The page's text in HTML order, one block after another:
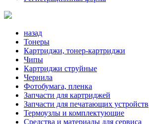
назад
Тонеры
Картриджи, тонер-картриджи
Чипы
Картриджи струйные
Чернила
Фотобумага, пленка
Запчасти для картриджей
Запчасти для печатающих устройств
Термоузлы и комплектующие
Средства и материалы для сервиса